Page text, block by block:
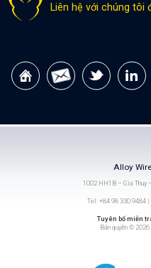
Liên hệ với chúng
Alloy
1002 HH1B – Gia Thuy
Tel: +84 98 330 9484 |
Tuyên bố miễn
Bản quyền ©